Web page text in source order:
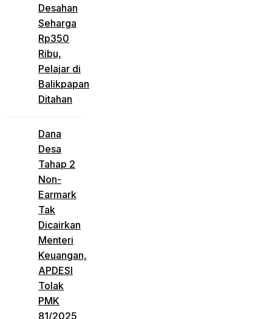
Desahan
Seharga
Rp350
Ribu,
Pelajar di
Balikpapan
Ditahan
Dana
Desa
Tahap 2
Non-
Earmark
Tak
Dicairkan
Menteri
Keuangan,
APDESI
Tolak
PMK
81/2025